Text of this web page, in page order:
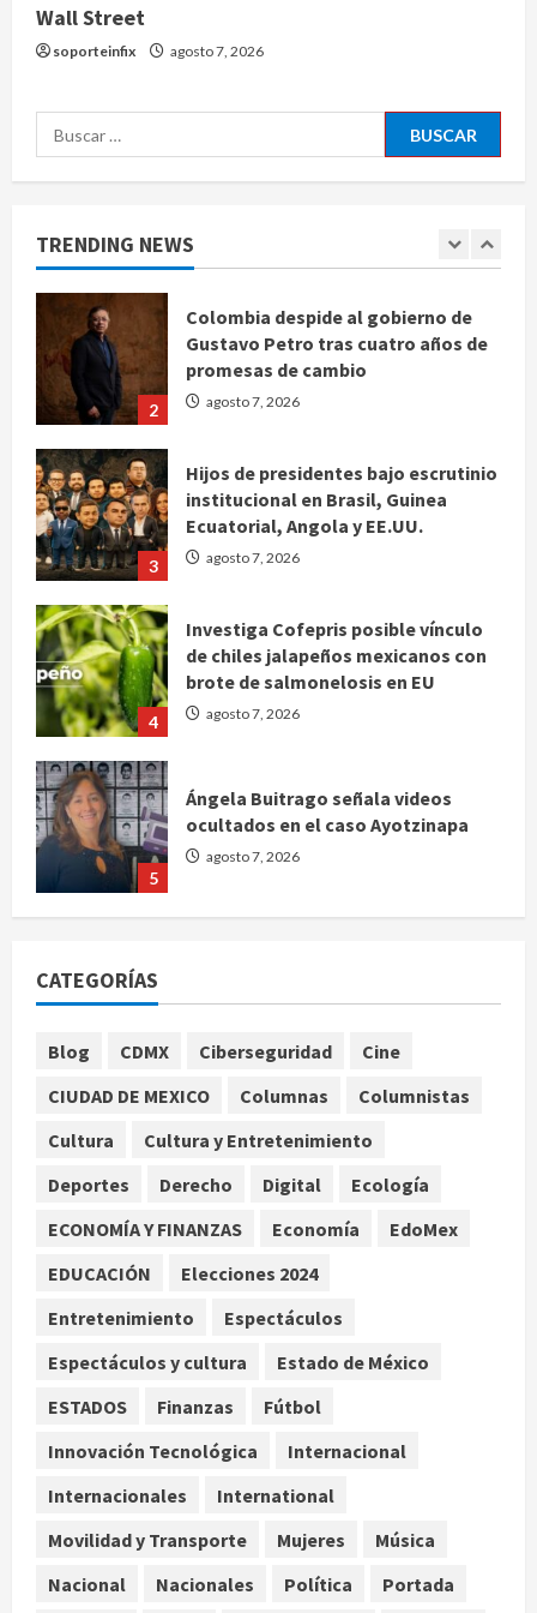
Wall Street
soporteinfix agosto 7, 2026
Buscar:
TRENDING NEWS
ocultados en el caso Ayotzinapa
1
Charlotte FC vs Atlas: Fecha,
horario y canal para ver el partido
2
Colombia despide al gobierno de
Gustavo Petro tras cuatro años de
promesas de cambio
agosto 7, 2026
3
Hijos de presidentes bajo escrutinio
institucional en Brasil, Guinea
Ecuatorial, Angola y EE.UU.
agosto 7, 2026
4
Investiga Cofepris posible vínculo
de chiles jalapeños mexicanos con
brote de salmonelosis en EU
agosto 7, 2026
5
Ángela Buitrago señala videos
ocultados en el caso Ayotzinapa
agosto 7, 2026
Colombia despide al gobierno de
promesas de cambio
agosto 7, 2026
institucional en Brasil, Guinea
Ecuatorial, Angola y EE.UU.
4
Investiga Cofepris posible vínculo
brote de salmonelosis en EU
agosto 7, 2026
Ángela Buitrago señala videos
CATEGORÍAS
Blog CDMX Ciberseguridad
Cine
CIUDAD DE MEXICO
Columnas
Columnistas
Cultura
Cultura y Entretenimiento
Deportes
Derecho Digital
Ecología
ECONOMÍA Y FINANZAS
Economía
EdoMex
EDUCACIÓN
Elecciones 2024
Entretenimiento
Espectáculos
Espectáculos y cultura
Estado de México
ESTADOS
Finanzas
Fútbol
Innovación Tecnológica
Internacional
Internacionales
International
Movilidad y Transporte
Mujeres
Música
Nacional
Nacionales Política Portada